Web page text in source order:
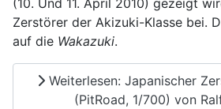
Zerstörer der Akizuki-Klasse bei.
auf die Wakazuki.
Weiterlesen: Japanischer
(PitRoad, 1/700) von